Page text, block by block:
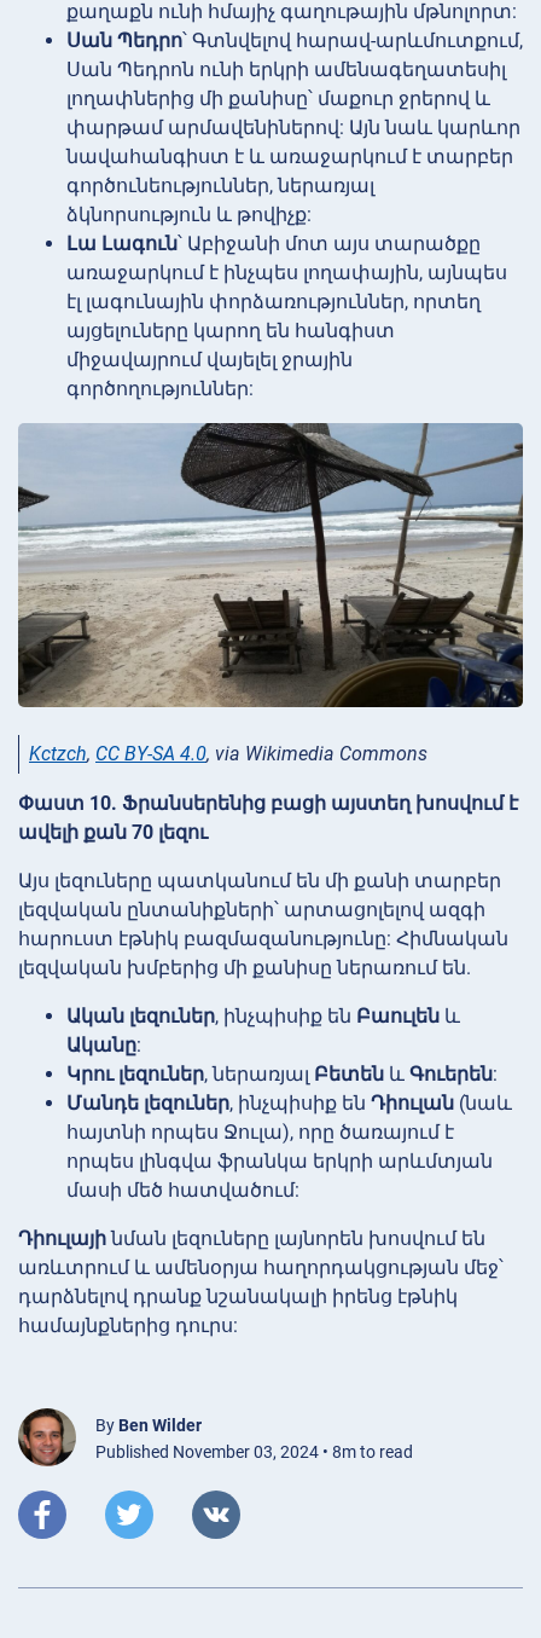
քաղաքն ունի հմայիչ գաղութային մթնոլորտ:
Սան Պեդրո՝ Գտնվելով հարավ-արևմուտքում,
Սան Պեդրոն ունի երկրի ամենագեղատեսիլ
լողափներից մի քանիսը՝ մաքուր ջրերով և
փարթամ արմավենիներով: Այն նաև կարևոր
նավահանգիստ է և առաջարկում է տարբեր
գործունեություններ, ներառյալ
ձկնորսություն և թովիչք:
Լա Լագուն՝ Աբիջանի մոտ այս տարածքը
առաջարկում է ինչպես լողափային, այնպես
էլ լագունային փորձառություններ, որտեղ
այցելուները կարող են հանգիստ
միջավայրում վայելել ջրային
գործողություններ:
Kctzch, CC BY-SA 4.0, via Wikimedia Commons
Փաստ 10. Ֆրանսերենից բացի այստեղ խոսվում է
ավելի քան 70 լեզու
Այս լեզուները պատկանում են մի քանի տարբեր
լեզվական ընտանիքների՝ արտացոլելով ազգի
հարուստ էթնիկ բազմազանությունը: Հիմնական
լեզվական խմբերից մի քանիսը ներառում են.
Ական լեզուներ, ինչպիսիք են Բաուլեն և
Ականը:
Կրու լեզուներ, ներառյալ Բետեն և Գուերեն:
Մանդե լեզուներ, ինչպիսիք են Դիուլան (նաև
հայտնի որպես Ջուլա), որը ծառայում է
որպես լինգվա ֆրանկա երկրի արևմտյան
մասի մեծ հատվածում:
Դիուլայինման լեզուները լայնորեն խոսվում են
առևտրում և ամենօրյա հաղորդակցության մեջ՝
դարձնելով դրանք նշանակալի իրենց էթնիկ
համայնքներից դուրս:
By Ben Wilder
Published November 03, 2024 • 8m to read